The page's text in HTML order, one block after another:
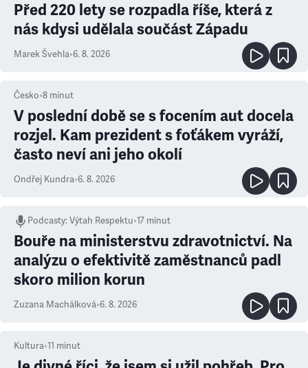
Před 220 lety se rozpadla říše, která z
nás kdysi udělala součást Západu
Marek Švehla•6. 8. 2026
Česko•8 minut
V poslední době se s focením aut docela
rozjel. Kam prezident s foťákem vyráží,
často neví ani jeho okolí
Ondřej Kundra•6. 8. 2026
Podcasty:Výtah Respektu•17 minut
Bouře na ministerstvu zdravotnictví. Na
analýzu o efektivitě zaměstnanců padl
skoro milion korun
Zuzana Machálková•6. 8. 2026
Kultura•11 minut